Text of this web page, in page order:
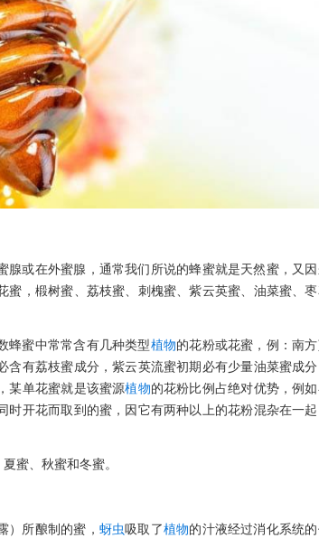
腺或在外蜜腺，通常我们所说的蜂蜜就是天然蜜，又
蜜，椴树蜜、荔枝蜜、刺槐蜜、紫云英蜜、油菜蜜、
蜂蜜中常常含有几种类型植物的花粉或花蜜，例：南
有荔枝蜜成分，紫云英流蜜初期必有少量油菜蜜成
某单花蜜就是该蜜源植物的花粉比例占绝对优势，例
时开花而取到的蜜，因它有两种以上的花粉混杂在一
蜜、秋蜜和冬蜜。
）所酿制的蜜， 蚜虫吸取了植物的汁液经过消化系统